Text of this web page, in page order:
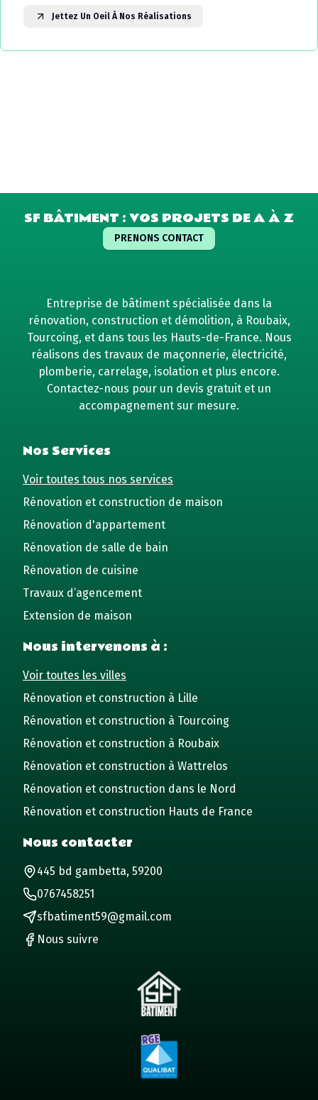
Jettez Un Oeil À Nos Réalisations
SF BÂTIMENT : VOS PROJETS DE A À Z
PRENONS CONTACT
Entreprise de bâtiment spécialisée dans la
rénovation, construction et démolition, à Roubaix,
Tourcoing, et dans tous les Hauts-de-France. Nous
réalisons des travaux de maçonnerie, électricité,
plomberie, carrelage, isolation et plus encore.
Contactez-nous pour un devis gratuit et un
accompagnement sur mesure.
Nos Services
Voir toutes tous nos services
Rénovation et construction de maison
Rénovation d'appartement
Rénovation de salle de bain
Rénovation de cuisine
Travaux d’agencement
Extension de maison
Nous intervenons à :
Voir toutes les villes
Rénovation et construction à Lille
Rénovation et construction à Tourcoing
Rénovation et construction à Roubaix
Rénovation et construction à Wattrelos
Rénovation et construction dans le Nord
Rénovation et construction Hauts de France
Nous contacter
445 bd gambetta, 59200
0767458251
sfbatiment59@gmail.com
Nous suivre